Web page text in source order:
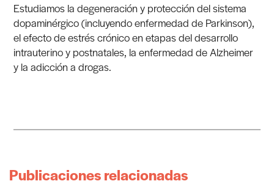
Estudiamos la degeneración y protección del sistema
dopaminérgico (incluyendo enfermedad de Parkinson),
el efecto de estrés crónico en etapas del desarrollo
intrauterino y postnatales, la enfermedad de Alzheimer
y la adicción a drogas.
Publicaciones relacionadas